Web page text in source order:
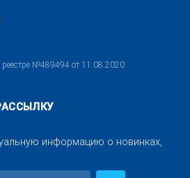
реестре №489494 от 11.08.2020
информацию о новинках,